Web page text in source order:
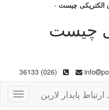
الکتریکی چیست -
چیست
info
(026) 36133